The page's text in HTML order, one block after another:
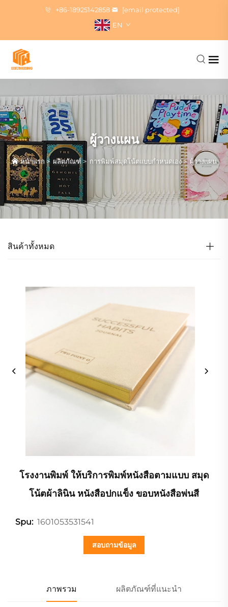
+86-18925142858
[email protected]
EN
ผู้วางแผน
หน้าแรก> ผลิตภัณฑ์> การพิมพ์สมุดโน้ตแบบกำหนดเอง>ผู้วางแผน
สินค้าทั้งหมด
โรงงานพิมพ์ ให้บริการพิมพ์หนังสือตามแบบ สมุด
โน้ตผ้าลินิน หนังสือปกแข็ง ขอบหนังสือพ่นสี
Spu: 1601053531541
สอบถามข้อมูล
ภาพรวม ผลิตภัณฑ์ที่แนะนำ